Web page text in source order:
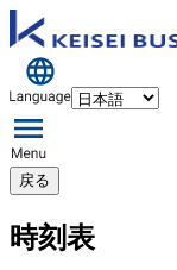
戻る
時刻表